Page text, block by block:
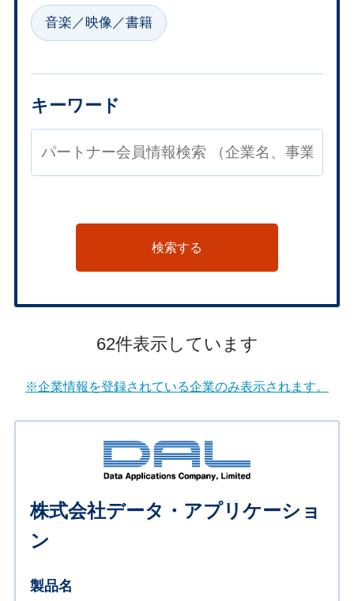
音楽／映像／書籍
キーワード
検索する
62件表示しています
※企業情報を登録されている企業のみ表示されます。
株式会社データ・アプリケーショ
ン
製品名